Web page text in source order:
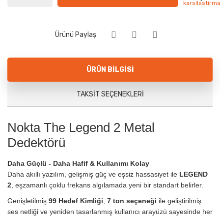
Ürünü Paylaş
ÜRÜN BILGISI
TAKSIT SEÇENEKLERI
Nokta The Legend 2 Metal
Dedektörü
Daha Güçlü - Daha Hafif & Kullanımı Kolay
Daha akıllı yazılım, gelişmiş güç ve eşsiz hassasiyet ile LEGEND
2 , eşzamanlı çoklu frekans algılamada yeni bir standart belirler.
Genişletilmiş 99 Hedef Kimliği 7 ton seçeneği ile geliştirilmiş
ses netliği ve yeniden tasarlanmış kullanıcı arayüzü sayesinde her